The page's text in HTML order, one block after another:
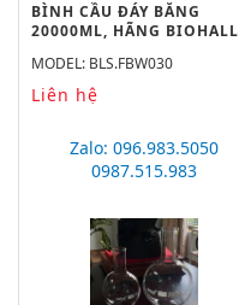
BÌNH CẦU ĐÁY BẰNG
20000ML, HÃNG BIOHALL
MODEL: BLS.FBW030
Liên hệ
Zalo: 096.983.5050
0987.515.983